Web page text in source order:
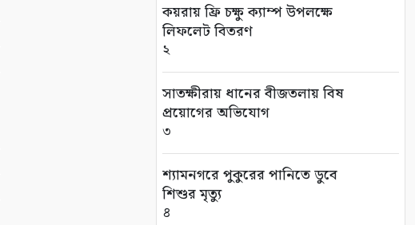
কয়রায় ফ্রি চক্ষু ক্যাম্প উপলক্ষে
লিফলেট বিতরণ
২
সাতক্ষীরায় ধানের বীজতলায় বিষ
প্রয়োগের অভিযোগ
৩
শ্যামনগরে পুকুরের পানিতে ডুবে
শিশুর মৃত্যু
৪